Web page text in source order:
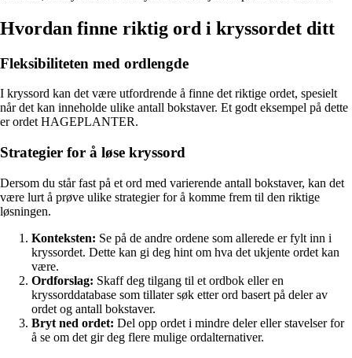
Hvordan finne riktig ord i kryssordet ditt
Fleksibiliteten med ordlengde
I kryssord kan det være utfordrende å finne det riktige ordet, spesielt
når det kan inneholde ulike antall bokstaver. Et godt eksempel på dette
er ordet HAGEPLANTER.
Strategier for å løse kryssord
Dersom du står fast på et ord med varierende antall bokstaver, kan det
være lurt å prøve ulike strategier for å komme frem til den riktige
løsningen.
Konteksten: Se på de andre ordene som allerede er fylt inn i
kryssordet. Dette kan gi deg hint om hva det ukjente ordet kan
være.
Ordforslag: Skaff deg tilgang til et ordbok eller en
kryssorddatabase som tillater søk etter ord basert på deler av
ordet og antall bokstaver.
Bryt ned ordet: Del opp ordet i mindre deler eller stavelser for
å se om det gir deg flere mulige ordalternativer.